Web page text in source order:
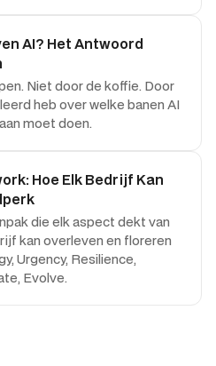
AI? Het Antwoord
Niet door de koffie. Door
heb over welke banen AI
moet doen.
Hoe Elk Bedrijf Kan
die elk aspect dekt van
kan overleven en floreren
Urgency, Resilience,
Evolve.